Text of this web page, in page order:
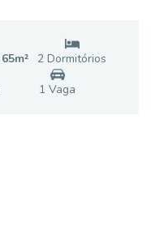
65m² 2 Dormitórios
1 Vaga